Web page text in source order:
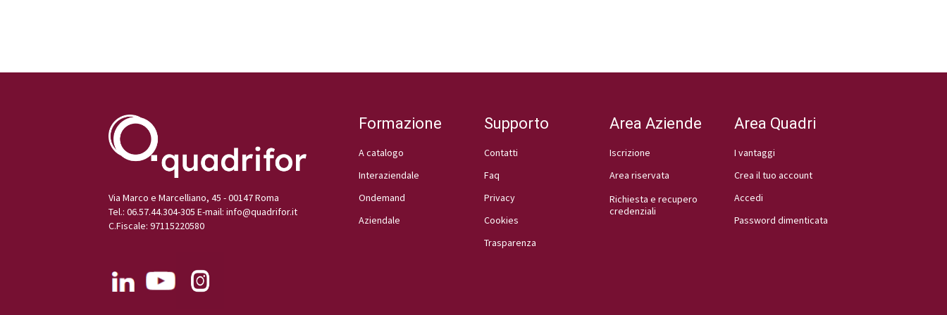
Via Marco e Marcelliano, 45 - 00147 Roma
Tel.: 06.57.44.304-305 E-mail:info@quadrifor.it
C.Fiscale: 97115220580
Formazione
A catalogo
Interaziendale
Ondemand
Aziendale
Supporto
Contatti
Faq
Privacy
Cookies
Trasparenza
Area Aziende
Iscrizione
Area riservata
Richiesta e recupero
credenziali
Area Quadri
I vantaggi
Crea il tuo account
Accedi
Password dimenticata